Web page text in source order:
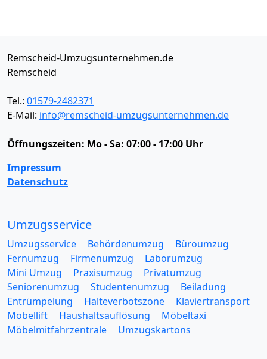
Remscheid-Umzugsunternehmen.de
Remscheid
Tel.: 01579-2482371
E-Mail: info@remscheid-umzugsunternehmen.de
Öffnungszeiten: Mo - Sa: 07:00 - 17:00 Uhr
Impressum
Datenschutz
Umzugsservice
Umzugsservice Behördenumzug
Büroumzug
Fernumzug
Firmenumzug
Laborumzug
Mini Umzug
Praxisumzug
Privatumzug
Seniorenumzug
Studentenumzug
Beiladung
Entrümpelung
Halteverbotszone
Klaviertransport
Möbellift
Haushaltsauflösung
Möbeltaxi
Möbelmitfahrzentrale
Umzugskartons